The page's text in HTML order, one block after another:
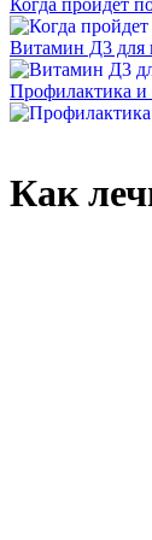
Когда пройдет
Витамин Д3 для
Профилактика и
Как